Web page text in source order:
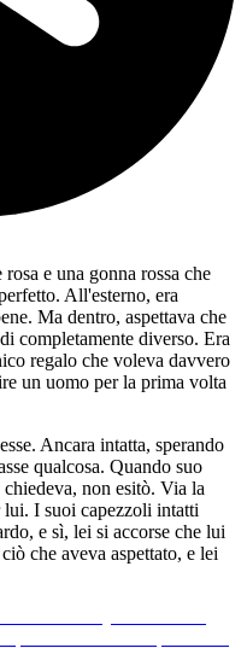
e una gonna rossa che
All'esterno, era
Ma dentro, aspettava che
completamente diverso. Era
regalo che voleva davvero
un uomo per la prima volta
Ancara intatta, sperando
qualcosa. Quando suo
non esitò. Via la
lui. I suoi capezzoli intatti
e sì, lei si accorse che lui
che aveva aspettato, e lei